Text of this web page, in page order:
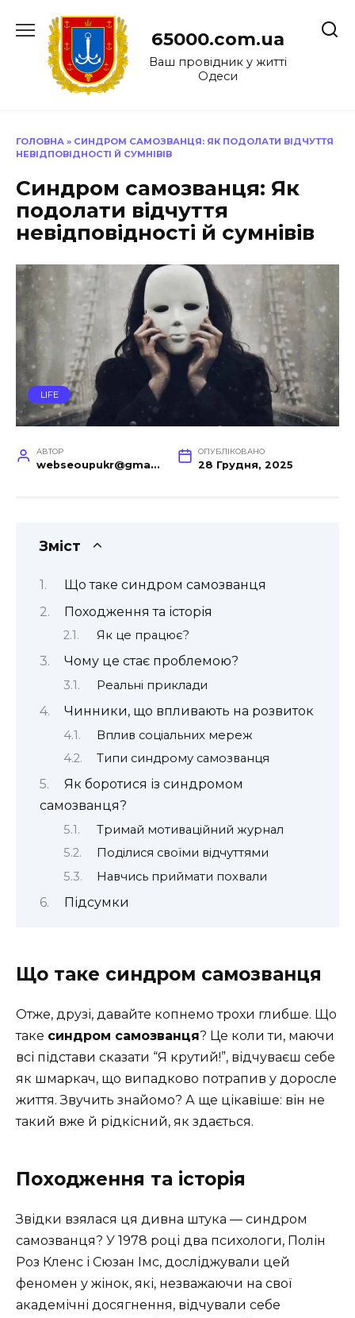
до
65000.com.ua
Ваш провідник у житті
Одеси
ГОЛОВНА » СИНДРОМ САМОЗВАНЦЯ: ЯК ПОДОЛАТИ ВІДЧУТТЯ
НЕВІДПОВІДНОСТІ Й СУМНІВІВ
Синдром самозванця: Як
подолати відчуття
невідповідності й сумнівів
LIFE
АВТОР
webseoupukr@gmail.com
ОПУБЛІКОВАНО
28 Грудня, 2025
Зміст
Що таке синдром самозванця
Походження та історія
Як це працює?
Чому це стає проблемою?
Реальні приклади
Чинники, що впливають на розвиток
Вплив соціальних мереж
Типи синдрому самозванця
Як боротися із синдромом
самозванця?
Тримай мотиваційний журнал
Поділися своїми відчуттями
Навчись приймати похвали
Підсумки
Що таке синдром самозванця
Отже, друзі, давайте копнемо трохи глибше. Що
таке синдром самозванця? Це коли ти, маючи
всі підстави сказати “Я крутий!”, відчуваєш себе
як шмаркач, що випадково потрапив у доросле
життя. Звучить знайомо? А ще цікавіше: він не
такий вже й рідкісний, як здається.
Походження та історія
Звідки взялася ця дивна штука — синдром
самозванця? У 1978 році два психологи, Полін
Роз Кленс і Сюзан Імс, досліджували цей
феномен у жінок, які, незважаючи на свої
академічні досягнення, відчували себе